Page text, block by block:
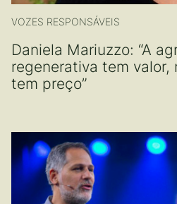
VOZES RESPONSÁVEIS
Daniela Mariuzzo: “A
regenerativa tem valor,
tem preço”